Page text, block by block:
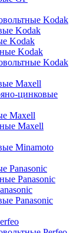
Kodak
Kodak
Kodak
Kodak
Kodak
Maxell
цинковые
Maxell
Maxell
Minamoto
Panasonic
Panasonic
Panasonic